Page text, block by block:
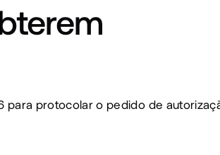
para protocolar o pedido de